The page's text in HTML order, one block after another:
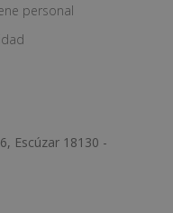
personal
Escúzar 18130 -